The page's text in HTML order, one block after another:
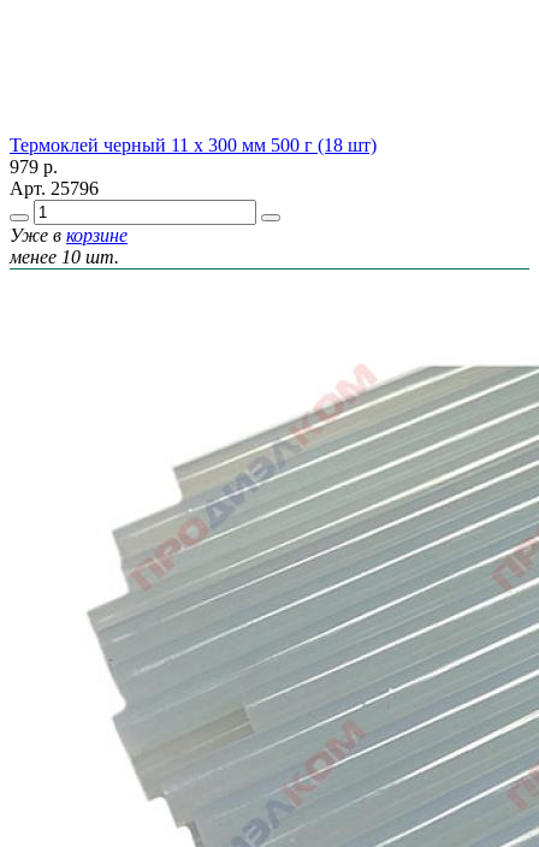
Термоклей черный 11 х 300 мм 500 г (18 шт)
979 р.
Арт. 25796
Уже в корзине
менее 10 шт.